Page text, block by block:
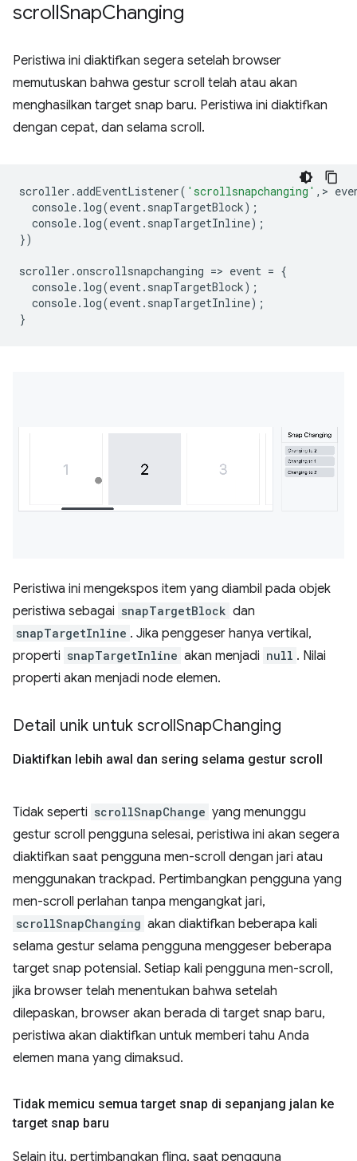
scrollSnapChanging
Peristiwa ini diaktifkan segera setelah browser
memutuskan bahwa gestur scroll telah atau akan
menghasilkan target snap baru. Peristiwa ini diaktifkan
dengan cepat, dan selama scroll.
scroller .addEventListener( 'scrollsnapchanging' , >
console. log(event. snapTargetBlock);
console. log(event. snapTargetInline);
})
scroller .onscrollsnapchanging => event = {
console. log(event. snapTargetBlock);
console. log(event. snapTargetInline);
}
Peristiwa ini mengekspos item yang diambil pada objek
peristiwa sebagai snapTargetBlock dan
snapTargetInline . Jika penggeser hanya vertikal,
properti snapTargetInline akan menjadi null . Nilai
properti akan menjadi node elemen.
Detail unik untuk scrollSnapChanging
Diaktifkan lebih awal dan sering selama gestur scroll
Tidak seperti scrollSnapChange yang menunggu
gestur scroll pengguna selesai, peristiwa ini akan segera
diaktifkan saat pengguna men-scroll dengan jari atau
menggunakan trackpad. Pertimbangkan pengguna yang
men-scroll perlahan tanpa mengangkat jari,
scrollSnapChanging akan diaktifkan beberapa kali
selama gestur selama pengguna menggeser beberapa
target snap potensial. Setiap kali pengguna men-scroll,
jika browser telah menentukan bahwa setelah
dilepaskan, browser akan berada di target snap baru,
peristiwa akan diaktifkan untuk memberi tahu Anda
elemen mana yang dimaksud.
Tidak memicu semua target snap di sepanjang jalan ke
target snap baru
Selain itu, pertimbangkan fling, saat pengguna